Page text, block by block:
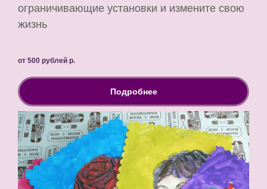
ограничивающие установки и измените свою
жизнь
от 500 рублей р.
Подробнее